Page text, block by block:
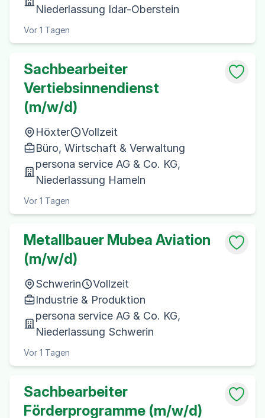
Niederlassung Idar-Oberstein
Vor 1 Tagen
Sachbearbeiter
Vertiebsinnendienst
(m/w/d)
Höxter
Vollzeit
Büro, Wirtschaft & Verwaltung
persona service AG & Co. KG,
Niederlassung Hameln
Vor 1 Tagen
Metallbauer Mubea Aviation
(m/w/d)
Schwerin
Vollzeit
Industrie & Produktion
persona service AG & Co. KG,
Niederlassung Schwerin
Vor 1 Tagen
Sachbearbeiter
Förderprogramme (m/w/d)